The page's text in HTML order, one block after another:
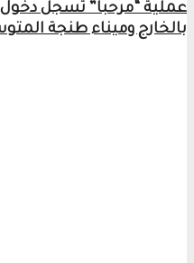
بالخارج وميناء طنجة المتوسط